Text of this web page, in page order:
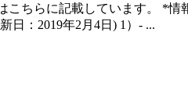
こちらに記載しています。 *情
日：2019年2月4日) 1）- ...